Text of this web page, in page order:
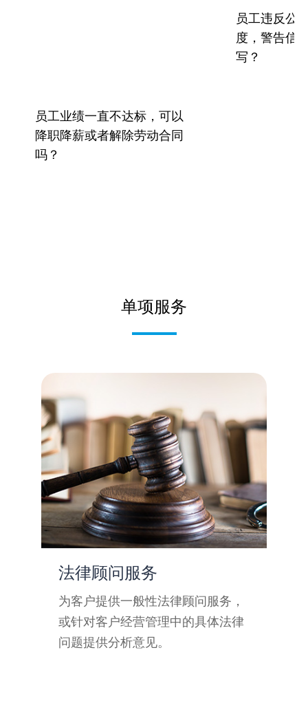
员工业绩一直不达标，可以
降职降薪或者解除劳动合同
吗？
员工违反公
度，警告信
写？
单项服务
法律顾问服务
为客户提供一般性法律顾问服务，
或针对客户经营管理中的具体法律
问题提供分析意见。